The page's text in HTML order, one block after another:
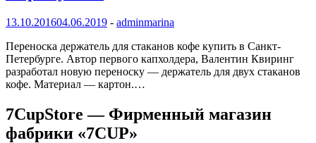
13.10.201604.06.2019 - adminmarina
Переноска держатель для стаканов кофе купить в Санкт-
Петербурге. Автор первого капхолдера, Валентин Квиринг
разработал новую переноску — держатель для двух стаканов
кофе. Материал — картон.…
7CupStore — Фирменный магазин
фабрики «7CUP»